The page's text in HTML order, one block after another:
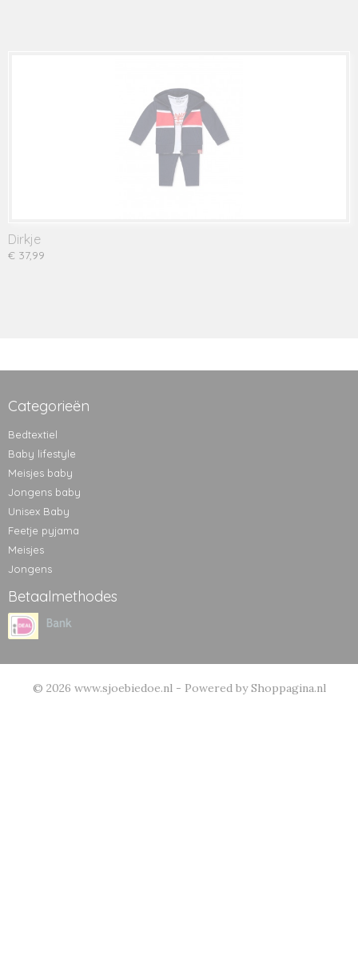
Dirkje
€ 37,99
Categorieën
Bedtextiel
Baby lifestyle
Meisjes baby
Jongens baby
Unisex Baby
Feetje pyjama
Meisjes
Jongens
Betaalmethodes
© 2026 www.sjoebiedoe.nl - Powered by Shoppagina.nl